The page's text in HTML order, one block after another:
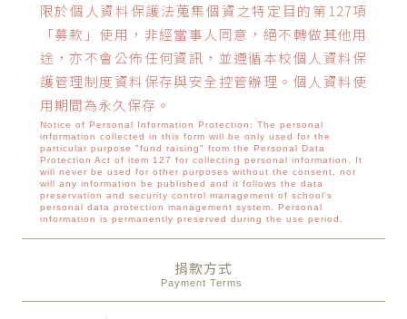
限於個人資料保護法蒐集個資之特定目的第127項
「募款」使用，非經當事人同意，絕不轉做其他用
途，亦不會公佈任何資訊，並遵循本校個人資料保
護管理制度資料保存與安全控管辦理。個人資料使
用期間為永久保存。
Notice of Personal Information Protection: The personal
information collected in this form will be only used for the
particular purpose "fund raising" from the Personal Data
Protection Act of item 127 for collecting personal information. It
will never be used for other purposes without the consent, nor
will any information be published and it follows the data
preservation and security control management of school's
personal data protection management system. Personal
information is permanently preserved during the use period.
捐款方式
Payment Terms